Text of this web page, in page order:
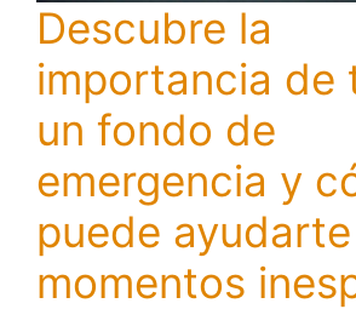
Descubre la
importancia de
un fondo de
emergencia y
puede
momentos